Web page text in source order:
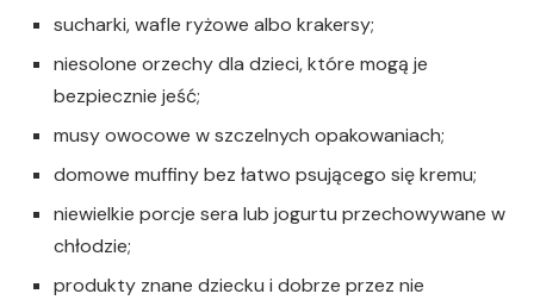
sucharki, wafle ryżowe albo krakersy;
niesolone orzechy dla dzieci, które mogą je
bezpiecznie jeść;
musy owocowe w szczelnych opakowaniach;
domowe muffiny bez łatwo psującego się kremu;
niewielkie porcje sera lub jogurtu przechowywane w
chłodzie;
produkty znane dziecku i dobrze przez nie